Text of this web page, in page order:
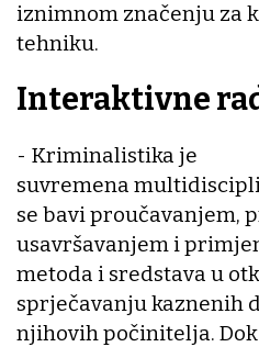
iznimnom značenju za
tehniku.
Interaktivne
- Kriminalistika je
suvremena
se bavi proučavanjem,
usavršavanjem i
metoda i sredstava u
sprječavanju kaznenih
njihovih počinitelja.